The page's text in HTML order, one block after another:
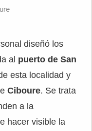
diseñó los
al puerto de San
esta localidad y
Ciboure. Se trata
a la
hacer visible la